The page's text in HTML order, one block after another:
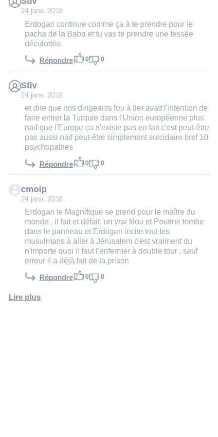
24 janv. 2018
Erdogan continue comme ça à te prendre pour le
pacha de la Baba et tu vas te prendre une fessée
déculottée
Répondre 0 0
Stiv
24 janv. 2018
et dire que nos dirigeants fou à lier avait l'intention de
faire entrer la Turquie dans l'Union européenne plus
naïf que l'Europe ça n'existe pas en fait c'est peut-être
pas aussi naïf peut-être simplement suicidaire bref 10
psychopathes
Répondre 0 0
cmoip
24 janv. 2018
Erdogan le Magnifique se prend pour le maître du
monde , il fait et défait, un vrai filou et Poutine tombe
dans le panneau et Erdogan incite tout les
musulmans à aller à Jérusalem c'est vraiment du
n'importe quoi il faut l'enfermer à double tour , sauf
erreur il a déjà fait de la prison
Répondre 0 0
Lire plus